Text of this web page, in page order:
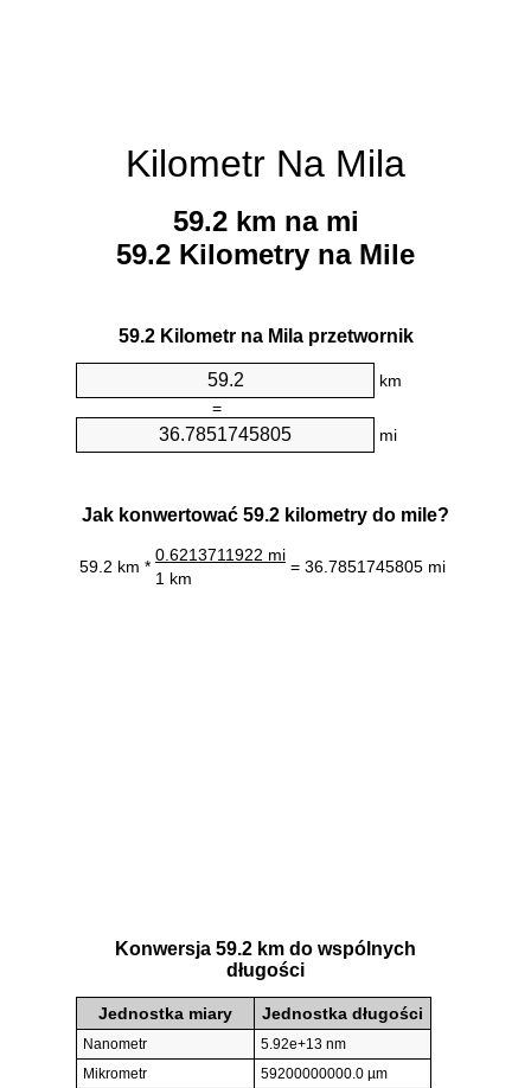
Kilometr Na Mila
59.2 km na mi
59.2 Kilometry na Mile
59.2 Kilometr na Mila przetwornik
km
=
mi
Jak konwertować 59.2 kilometry do mile?
59.2 km *
0.6213711922 mi
= 36.7851745805 mi
1 km
Konwersja 59.2 km do wspólnych
długości
Jednostka miary Jednostka długości
Nanometr
5.92e+13 nm
Mikrometr
59200000000.0 µm